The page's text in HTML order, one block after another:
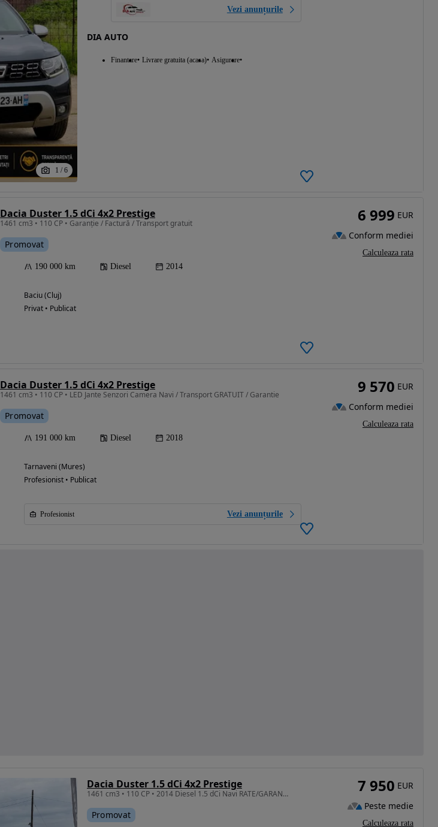
1 / 6
Vezi anunțurile
DIA AUTO
Finantare Livrare gratuita (acasa) Asigurare
Dacia Duster 1.5 dCi 4x2 Prestige
1461 cm3 • 110 CP • Garanție / Factură / Transport gratuit
Promovat
190 000 km Diesel 2014
Baciu (Cluj)
Privat • Publicat
6 999 EUR
Conform mediei
Calculeaza rata
Dacia Duster 1.5 dCi 4x2 Prestige
1461 cm3 • 110 CP • LED Jante Senzori Camera Navi / Transport GRATUIT / Garantie
Promovat
191 000 km Diesel 2018
Tarnaveni (Mures)
Profesionist • Publicat
Profesionist Vezi anunțurile
9 570 EUR
Conform mediei
Calculeaza rata
Dacia Duster 1.5 dCi 4x2 Prestige
1461 cm3 • 110 CP • 2014 Diesel 1.5 dCi Navi RATE/GARANTIE
Promovat
7 950 EUR
Peste medie
Calculeaza rata